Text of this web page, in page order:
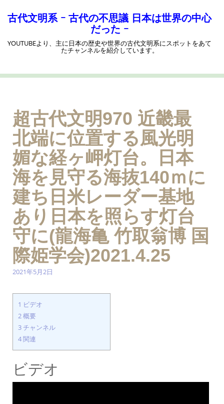
キ
古代文明系 ｰ 古代の不思議 日本は世界の中心
だった ｰ
YOUTUBEより、主に日本の歴史や世界の古代文明系にスポットをあて
たチャンネルを紹介しています。
超古代文明970 近畿最
北端に位置する風光明
媚な経ヶ岬灯台。日本
海を見守る海抜140ｍに
建ち日米レーダー基地
あり日本を照らす灯台
守に(龍海亀 竹取翁博 国
際姫学会)2021.4.25
2021年5月2日
1 ビデオ
2概要
3チャンネル
4関連
ビデオ